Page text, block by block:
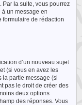
Par la suite, vous pourrez
à un message en
formulaire de rédaction
d’un nouveau sujet
(si vous en avez les
la partie message (si
pas le droit de créer des
deux options
des réponses. Vous